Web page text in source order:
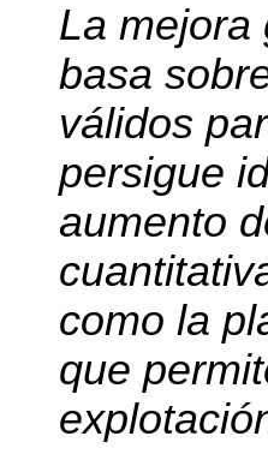
La
basa
válidos
persigue
aumento
como la
que